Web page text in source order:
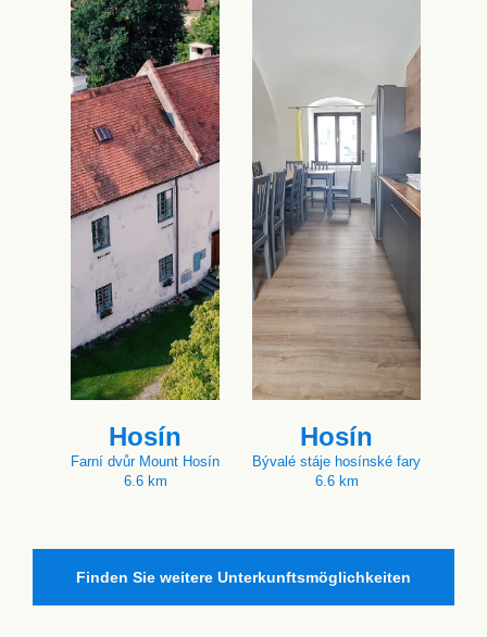
Hosín
Farní dvůr Mount Hosín
6.6 km
Hosín
Bývalé stáje hosínské fary
6.6 km
Finden Sie weitere Unterkunftsmöglichkeiten